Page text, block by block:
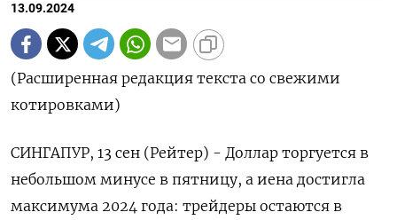
13.09.2024
(Расширенная редакция текста со свежими
котировками)
СИНГАПУР, 13 сен (Рейтер) - Доллар торгуется в
небольшом минусе в пятницу, а иена достигла
максимума 2024 года: трейдеры остаются в